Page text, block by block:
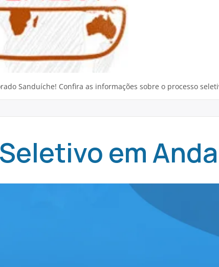
Sanduíche! Confira as informações sobre o processo
em